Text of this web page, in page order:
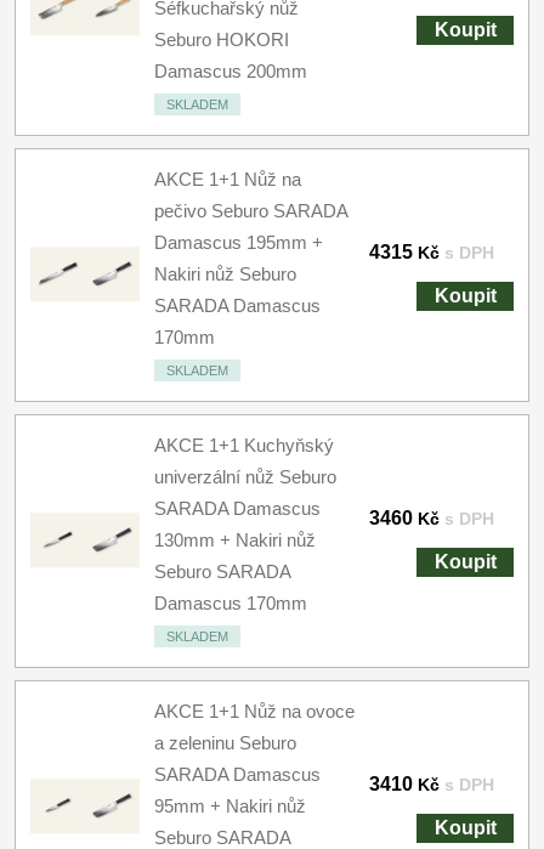
Šéfkuchařský nůž
Seburo HOKORI
Damascus 200mm
SKLADEM
Koupit
AKCE 1+1 Nůž na
pečivo Seburo SARADA
Damascus 195mm +
Nakiri nůž Seburo
SARADA Damascus
170mm
SKLADEM
4315 Kč s DPH
Koupit
AKCE 1+1 Kuchyňský
univerzální nůž Seburo
SARADA Damascus
130mm + Nakiri nůž
Seburo SARADA
Damascus 170mm
SKLADEM
3460 Kč s DPH
Koupit
AKCE 1+1 Nůž na ovoce
a zeleninu Seburo
SARADA Damascus
95mm + Nakiri nůž
Seburo SARADA
3410 Kč s DPH
Koupit